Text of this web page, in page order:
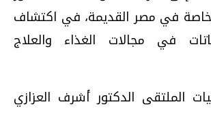
خاصة في مصر القديمة، في اكتشاف
في مجالات الغذاء والعلاج
الملتقى الدكتور أشرف العزازي